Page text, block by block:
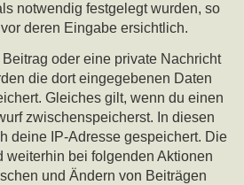
notwendig festgelegt wurden, so
deren Eingabe ersichtlich.
oder eine private Nachricht
die dort eingegebenen Daten
Gleiches gilt, wenn du einen
zwischenspeicherst. In diesen
deine IP-Adresse gespeichert. Die
weiterhin bei folgenden Aktionen
und Ändern von Beiträgen